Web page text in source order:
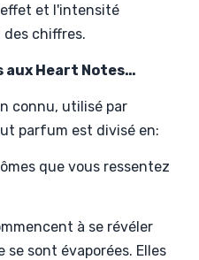
et l'intensité
chiffres.
aux Heart Notes…
connu, utilisé par
parfum est divisé en:
que vous ressentez
à se révéler
sont évaporées. Elles